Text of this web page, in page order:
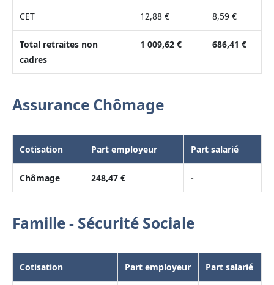
CET 12,88 € 8,59 €
Total retraites non
cadres
1 009,62 € 686,41 €
Assurance Chômage
Cotisation Part employeur Part salarié
Chômage 248,47 € -
Famille - Sécurité Sociale
Cotisation Part employeur Part salarié